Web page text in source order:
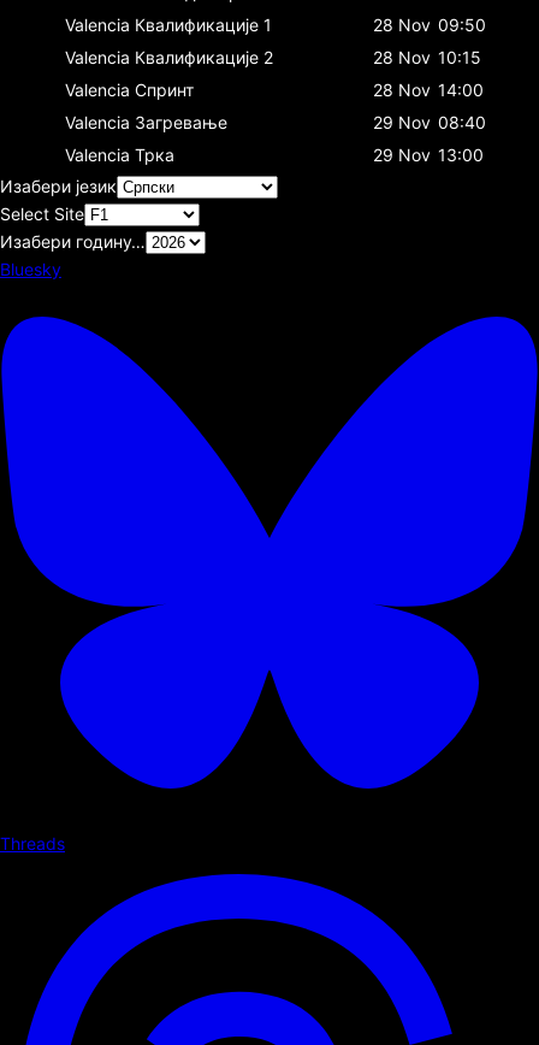
Valencia Квалификације 1 28 Nov 09:50
Valencia Квалификације 2 28 Nov 10:15
Valencia Спринт 28 Nov 14:00
Valencia Загревање 29 Nov 08:40
Valencia Трка 29 Nov 13:00
Изабери језик
Select Site
Изабери годину…
Bluesky
Threads